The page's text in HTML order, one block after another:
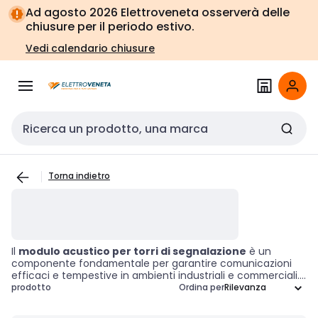
Vai alla
navigazione
Vai
alla
pagina
Ad agosto 2026 Elettroveneta osserverà delle
chiusure per il periodo estivo.
Vedi calendario chiusure
Cerca input
Torna indietro
Il modulo acustico per torri di segnalazione è un
componente fondamentale per garantire comunicazioni
efficaci e tempestive in ambienti industriali e commerciali.
Questo dispositivo è progettato per generare avvisi sonori
prodotto Ordina per